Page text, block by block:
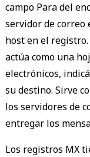
campo Para del
servidor de correo
host en el
actúa como una
electrónicos,
su destino. Sirve
los servidores de
entregar los
Los registros MX